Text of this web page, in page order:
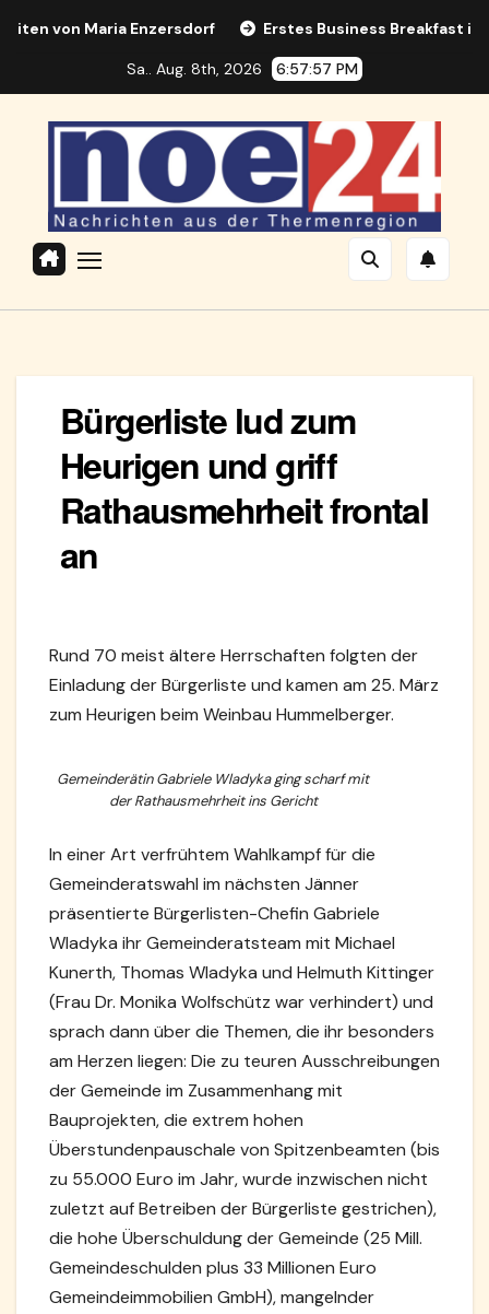
Maria Enzersdorf Erstes Business Breakfast in Maria
Sa.. Aug. 8th, 2026 6:57:57 PM
Bürgerliste lud zum
Heurigen und griff
Rathausmehrheit frontal
an
Rund 70 meist ältere Herrschaften folgten der
Einladung der Bürgerliste und kamen am 25. März
zum Heurigen beim Weinbau Hummelberger.
Gemeinderätin Gabriele Wladyka ging scharf mit
der Rathausmehrheit ins Gericht
In einer Art verfrühtem Wahlkampf für die
Gemeinderatswahl im nächsten Jänner
präsentierte Bürgerlisten-Chefin Gabriele
Wladyka ihr Gemeinderatsteam mit Michael
Kunerth, Thomas Wladyka und Helmuth Kittinger
(Frau Dr. Monika Wolfschütz war verhindert) und
sprach dann über die Themen, die ihr besonders
am Herzen liegen: Die zu teuren Ausschreibungen
der Gemeinde im Zusammenhang mit
Bauprojekten, die extrem hohen
Überstundenpauschale von Spitzenbeamten (bis
zu 55.000 Euro im Jahr, wurde inzwischen nicht
zuletzt auf Betreiben der Bürgerliste gestrichen),
die hohe Überschuldung der Gemeinde (25 Mill.
Gemeindeschulden plus 33 Millionen Euro
Gemeindeimmobilien GmbH), mangelnder